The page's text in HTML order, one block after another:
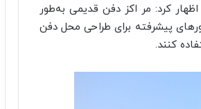
کرد: مر اکز دفن قدیمی به‌طور
پیشرفته برای طراحی محل دفن
کنند.